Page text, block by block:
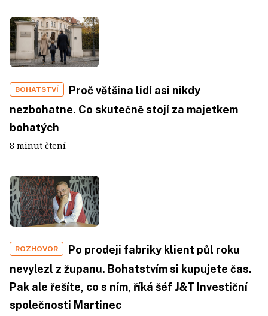
BOHATSTVÍ
Proč většina lidí asi nikdy
nezbohatne. Co skutečně stojí za majetkem
bohatých
8 minut čtení
ROZHOVOR
Po prodeji fabriky klient půl roku
nevylezl z županu. Bohatstvím si kupujete čas.
Pak ale řešíte, co s ním, říká šéf J&T Investiční
společnosti Martinec